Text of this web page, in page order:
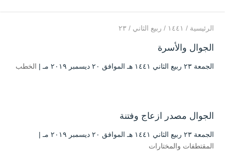
الرئيسية / ۱٤٤۱ / ربيع الثاني / ۲۳
الجوال والأسرة
الجمعة ۲۳ ربيع الثاني ۱٤٤۱ هـ الموافق ۲۰ ديسمبر ۲۰۱۹ مـ | الخطب
الجوال مصدر ازعاج وفتنة
الجمعة ۲۳ ربيع الثاني ۱٤٤۱ هـ الموافق ۲۰ ديسمبر ۲۰۱۹ مـ |
المقتطفات والمختارات